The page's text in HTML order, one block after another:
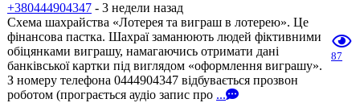
+380444904347 - 3 недели назад
Схема шахрайства «Лотерея та виграш в лотерею». Це
фінансова пастка. Шахраї заманюють людей фіктивними
обіцянками виграшу, намагаючись отримати дані
банківської картки під виглядом «оформлення виграшу».
З номеру телефона 0444904347 відбувається прозвон
роботом (програється аудіо запис про ...
87